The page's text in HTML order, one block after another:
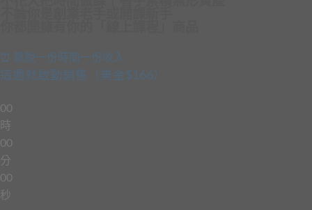
⏰ 跳脫一份時間一份收入
這週就啟動銷售（美金$166）
00
時
00
分
00
秒